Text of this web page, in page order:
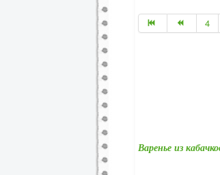
4
Варенье из